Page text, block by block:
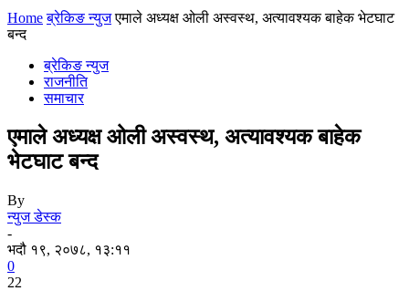
Home ब्रेकिङ न्युज एमाले अध्यक्ष ओली अस्वस्थ, अत्यावश्यक बाहेक भेटघाट
बन्द
ब्रेकिङ न्युज
राजनीति
समाचार
एमाले अध्यक्ष ओली अस्वस्थ, अत्यावश्यक बाहेक
भेटघाट बन्द
By
न्युज डेस्क
-
भदौ १९, २०७८, १३:११
0
22